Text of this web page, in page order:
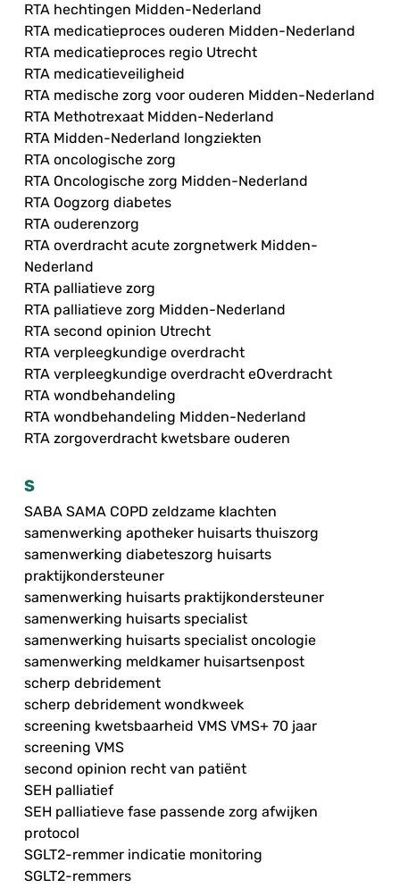
RTA hechtingen Midden-Nederland
RTA medicatieproces ouderen Midden-Nederland
RTA medicatieproces regio Utrecht
RTA medicatieveiligheid
RTA medische zorg voor ouderen Midden-Nederland
RTA Methotrexaat Midden-Nederland
RTA Midden-Nederland longziekten
RTA oncologische zorg
RTA Oncologische zorg Midden-Nederland
RTA Oogzorg diabetes
RTA ouderenzorg
RTA overdracht acute zorgnetwerk Midden-
Nederland
RTA palliatieve zorg
RTA palliatieve zorg Midden-Nederland
RTA second opinion Utrecht
RTA verpleegkundige overdracht
RTA verpleegkundige overdracht eOverdracht
RTA wondbehandeling
RTA wondbehandeling Midden-Nederland
RTA zorgoverdracht kwetsbare ouderen
S
SABA SAMA COPD zeldzame klachten
samenwerking apotheker huisarts thuiszorg
samenwerking diabeteszorg huisarts
praktijkondersteuner
samenwerking huisarts praktijkondersteuner
samenwerking huisarts specialist
samenwerking huisarts specialist oncologie
samenwerking meldkamer huisartsenpost
scherp debridement
scherp debridement wondkweek
screening kwetsbaarheid VMS VMS+ 70 jaar
screening VMS
second opinion recht van patiënt
SEH palliatief
SEH palliatieve fase passende zorg afwijken
protocol
SGLT2-remmer indicatie monitoring
SGLT2-remmers